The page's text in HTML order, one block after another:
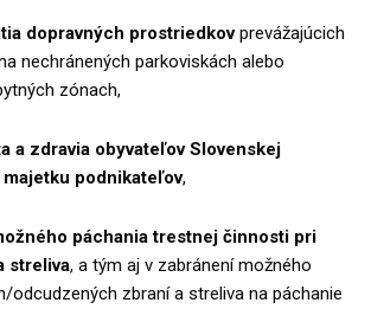
dopravných prostriedkovprevážajúcich
nechránených parkoviskách alebo
zónach,
a zdravia obyvateľov Slovenskej
podnikateľov,
páchania trestnej činnosti pri
streliva, a tým aj v zabránení možného
odcudzených zbraní a streliva na páchanie